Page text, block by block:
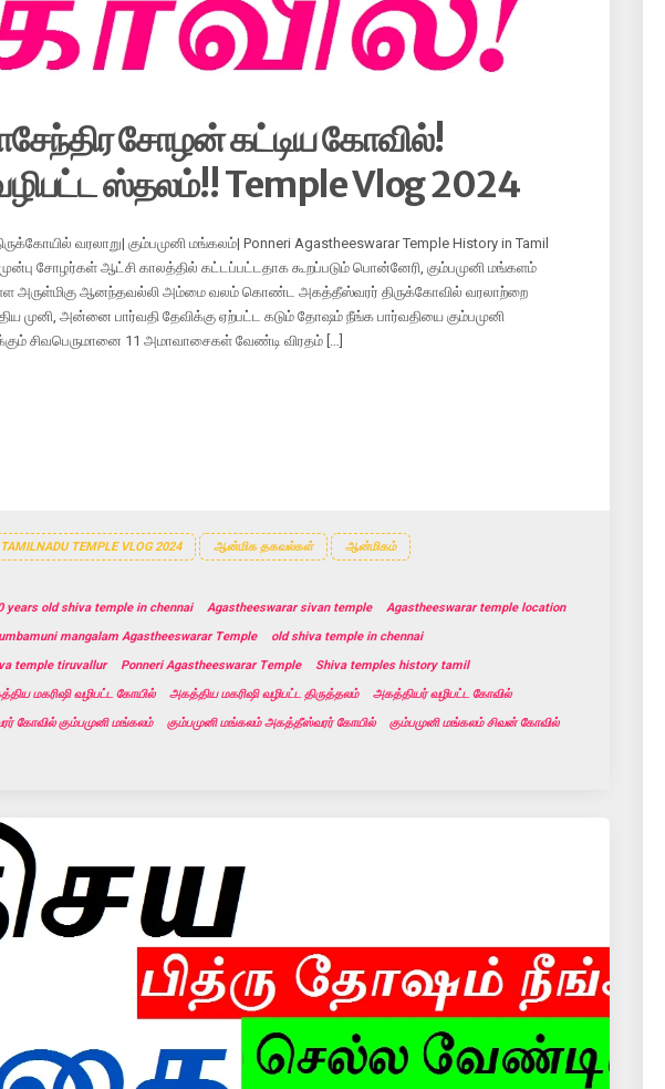
சோழன் கட்டிய கோவில்!
ஸ்தலம்!! Temple Vlog 2024
வரலாறு| கும்பமுனி மங்கலம்| Ponneri Agastheeswarar Temple History in Tamil
சோழர்கள் ஆட்சி காலத்தில் கட்டப்பட்டதாக கூறப்படும் பொன்னேரி, கும்பமுனி மங்களம்
அருள்மிகு ஆனந்தவல்லி அம்மை வலம் கொண்ட அகத்தீஸ்வரர் திருக்கோவில் வரலாற்றை
முனி, அன்னை பார்வதி தேவிக்கு ஏற்பட்ட கடும் தோஷம் நீங்க பார்வதியை கும்பமுனி
சிவபெருமானை 11 அமாவாசைகள் வேண்டி விரதம் […]
TAMILNADU TEMPLE VLOG 2024 ஆன்மிக தகவல்கள் ஆன்மிகம்
years old shiva temple in chennai Agastheeswarar sivan temple
Agastheeswarar temple location
mangalam Agastheeswarar Temple
old shiva temple in chennai
temple tiruvallur Ponneri Agastheeswarar Temple
Shiva temples history tamil
மகரிஷி வழிபட்ட கோயில் அகத்திய மகரிஷி வழிபட்ட திருத்தலம்
அகத்தியர் வழிபட்ட கோவில்
கோவில் கும்பமுனி மங்கலம் கும்பமுனி மங்கலம் அகத்தீஸ்வரர் கோயில்
கும்பமுனி மங்கலம் சிவன் கோவில்